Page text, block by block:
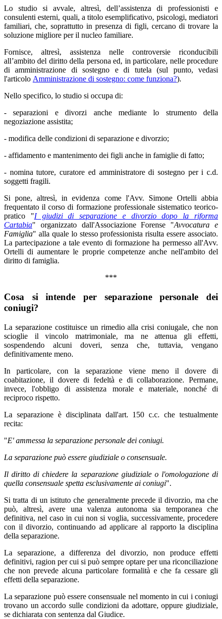
Lo studio si avvale, altresì, dell’assistenza di professionisti e
consulenti esterni, quali, a titolo esemplificativo, psicologi, mediatori
familiari, che, soprattutto in presenza di figli, cercano di trovare la
soluzione migliore per il nucleo familiare.
Fornisce, altresì, assistenza nelle controversie riconducibili
all’ambito del diritto della persona ed, in particolare, nelle procedure
di amministrazione di sostegno e di tutela (sul punto, vedasi
l'articolo Amministrazione di sostegno: come funziona?).
Nello specifico, lo studio si occupa di:
- separazioni e divorzi anche mediante lo strumento della
negoziazione assistita;
- modifica delle condizioni di separazione e divorzio;
- affidamento e mantenimento dei figli anche in famiglie di fatto;
- nomina tutore, curatore ed amministratore di sostegno per i c.d.
soggetti fragili.
Si pone, altresì, in evidenza come l'Avv. Simone Ortelli abbia
frequentato il corso di formazione professionale sistematico teorico-
pratico "I giudizi di separazione e divorzio dopo la riforma
Cartabia" organizzato dall'Associazione Forense "Avvocatura e
Famiglia" alla quale lo stesso professionista risulta essere associato.
La partecipazione a tale evento di formazione ha permesso all'Avv.
Ortelli di aumentare le proprie competenze anche nell'ambito del
diritto di famiglia.
***
Cosa si intende per separazione personale dei
coniugi?
La separazione costituisce un rimedio alla crisi coniugale, che non
scioglie il vincolo matrimoniale, ma ne attenua gli effetti,
sospendendo alcuni doveri, senza che, tuttavia, vengano
definitivamente meno.
In particolare, con la separazione viene meno il dovere di
coabitazione, il dovere di fedeltà e di collaborazione. Permane,
invece, l'obbligo di assistenza morale e materiale, nonché di
reciproco rispetto.
La separazione è disciplinata dall'art. 150 c.c. che testualmente
recita:
"E' ammessa la separazione personale dei coniugi.
La separazione può essere giudiziale o consensuale.
Il diritto di chiedere la separazione giudiziale o l'omologazione di
quella consensuale spetta esclusivamente ai coniugi".
Si tratta di un istituto che generalmente precede il divorzio, ma che
può, altresì, avere una valenza autonoma sia temporanea che
definitiva, nel caso in cui non si voglia, successivamente, procedere
con il divorzio, continuando ad applicare al rapporto la disciplina
della separazione.
La separazione, a differenza del divorzio, non produce effetti
definitivi, ragion per cui si può sempre optare per una riconciliazione
che non prevede alcuna particolare formalità e che fa cessare gli
effetti della separazione.
La separazione può essere consensuale nel momento in cui i coniugi
trovano un accordo sulle condizioni da adottare, oppure giudiziale,
se dichiarata con sentenza dal Giudice.